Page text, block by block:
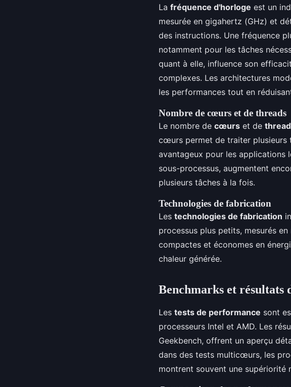
La fréquence d'horloge est un
mesurée en gigahertz (GHz) et
des instructions. Une fréquence
notamment pour les tâches
quant à elle, influence son
complexes. Les architectures
les performances tout en
Nombre de cœurs et de threads
Le nombre de cœurs et de
cœurs permet de traiter plusieurs
avantageux pour les applications
sous-processus, augmentent
plusieurs tâches à la fois.
Technologies de fabrication
Les technologies de fabrication
processus plus petits, mesurés
compactes et économes en
chaleur générée.
Benchmarks et résultats
Les tests de performance sont
processeurs Intel et AMD. Les
Geekbench, offrent un aperçu
dans des tests multicœurs, les
montrent souvent une supériorité